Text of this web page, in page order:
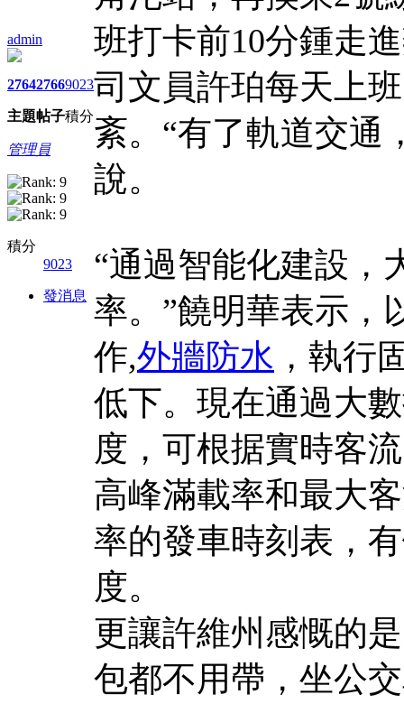
admin
2764
主題
2766
帖子
9023
積分
管理員
積分
9023
發消息
班打卡前10分鍾走
司文員許珀每天上
紊。“有了軌道交通
說。
“通過智能化建設，
率。”饒明華表示，
作,外牆防水 ，執行
低下。現在通過大
度，可根据實時客
高峰滿載率和最大
率的發車時刻表，
度。
更讓許維州感慨的
包都不用帶，坐公